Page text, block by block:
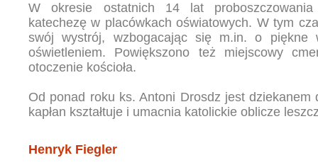
W okresie ostatnich 14 lat proboszczowania
katechezę w placówkach oświatowych. W tym
swój wystrój, wzbogacając się m.in. o piękne
oświetleniem. Powiększono też miejscowy
otoczenie kościoła.
Od ponad roku ks. Antoni Drosdz jest dziekanem
kapłan kształtuje i umacnia katolickie oblicze
Henryk Fiegler